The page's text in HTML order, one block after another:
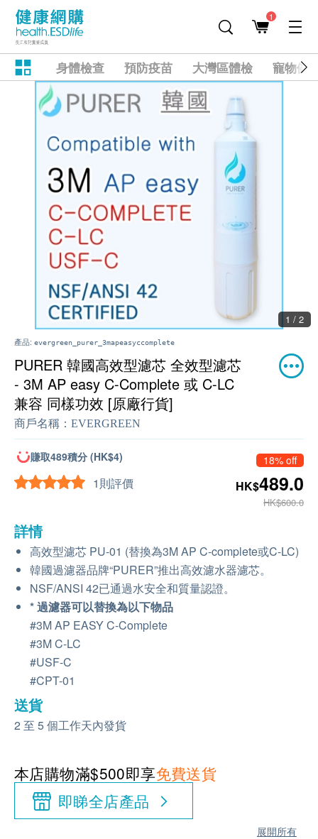
1
身體檢查 預防疫苗 大灣區體檢 寵物健
1 / 2
產品: evergreen_purer_3mapeasyccomplete
PURER 韓國高效型濾芯 全效型濾芯
- 3M AP easy C-Complete 或 C-LC
兼容 同樣功效 [原廠行貨]
商戶名稱： EVERGREEN
賺取489積分 (HK$4)
1則評價
18% off
HK$489.0
HK$600.0
詳情
高效型濾芯 PU-01 (替換為3M AP C-complete或C-LC)
韓國過濾器品牌“PURER”推出高效濾水器濾芯。
NSF/ANSI 42已通過水安全和質量認證。
* 過濾器可以替換為以下物品
#3M AP EASY C-Complete
#3M C-LC
#USF-C
#CPT-01
送貨
2 至 5 個工作天內發貨
本店購物滿$500即享免費送貨
即睇全店產品
展開所有